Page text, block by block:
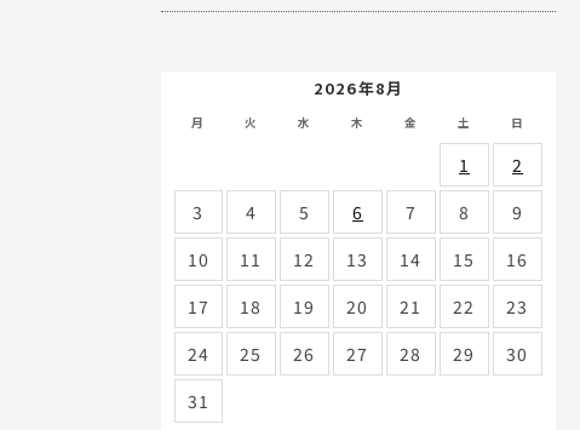
2026年8月
月 火 水 木 金 土 日
1
2
3
4 5 6 7 8
9
10
11 12 13 14 15
16
17
18 19 20 21 22
23
24
25 26 27 28 29
30
31